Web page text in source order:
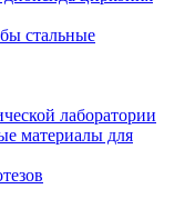
стальные
лаборатории
материалы для